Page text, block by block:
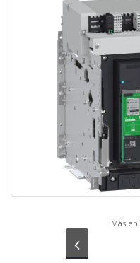
Más en
Anterior